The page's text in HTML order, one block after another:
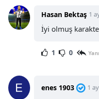
Hasan Bektaş 1
İyi olmuş
1 0
enes 1903 1